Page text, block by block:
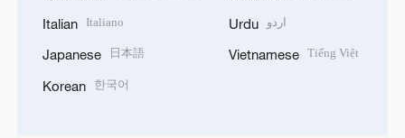
Italian Italiano
Japanese 日本語
Korean 한국어
Urdu اردو
Vietnamese Tiếng Việt